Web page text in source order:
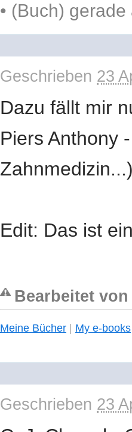
• (Buch) gerade
Geschrieben 23
Dazu fällt mir
Piers Anthony
Edit: Das ist
Bearbeitet
Meine Bücher | My e-books
Geschrieben 23